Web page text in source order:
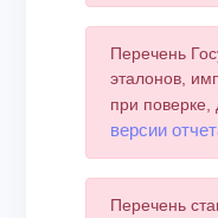
Перечень
эталонов,
при поверке,
версии
Перечень